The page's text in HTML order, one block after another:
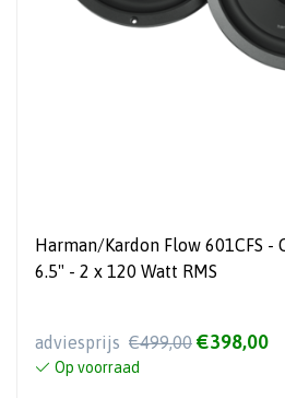
Harman/Kardon Flow 601CFS -
6.5" - 2 x 120 Watt RMS
adviesprijs €499,00 €398,00
Op voorraad